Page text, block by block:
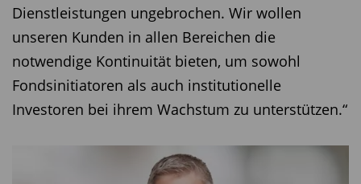
Dienstleistungen ungebrochen. Wir wollen
unseren Kunden in allen Bereichen die
notwendige Kontinuität bieten, um sowohl
Fondsinitiatoren als auch institutionelle
Investoren bei ihrem Wachstum zu unterstützen.“